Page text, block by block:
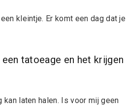
kleintje. Er komt een dag dat je
tatoeage en het krijgen
laten halen. Is voor mij geen